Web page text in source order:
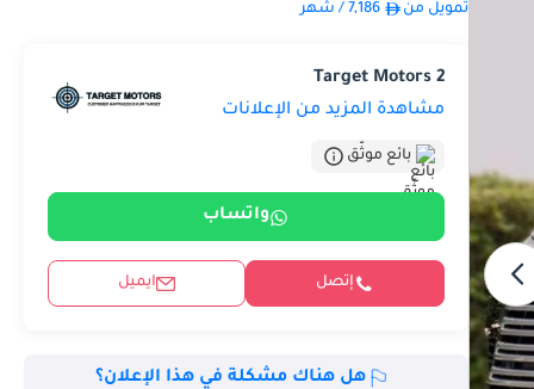
تمويل من 7,186 / شهر
Target Motors 2
مشاهدة المزيد من الإعلانات
بائع موثّق
واتساب
إتصل ايميل
هل هناك مشكلة في هذا الإعلان؟